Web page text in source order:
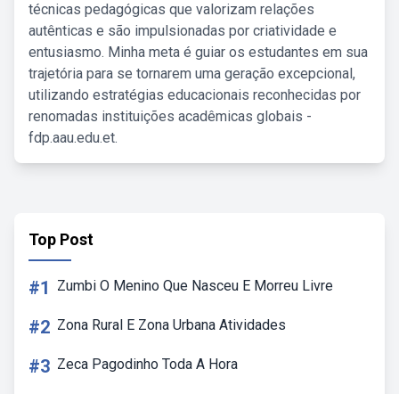
técnicas pedagógicas que valorizam relações
autênticas e são impulsionadas por criatividade e
entusiasmo. Minha meta é guiar os estudantes em sua
trajetória para se tornarem uma geração excepcional,
utilizando estratégias educacionais reconhecidas por
renomadas instituições acadêmicas globais -
fdp.aau.edu.et.
Top Post
#1 Zumbi O Menino Que Nasceu E Morreu Livre
#2 Zona Rural E Zona Urbana Atividades
#3 Zeca Pagodinho Toda A Hora